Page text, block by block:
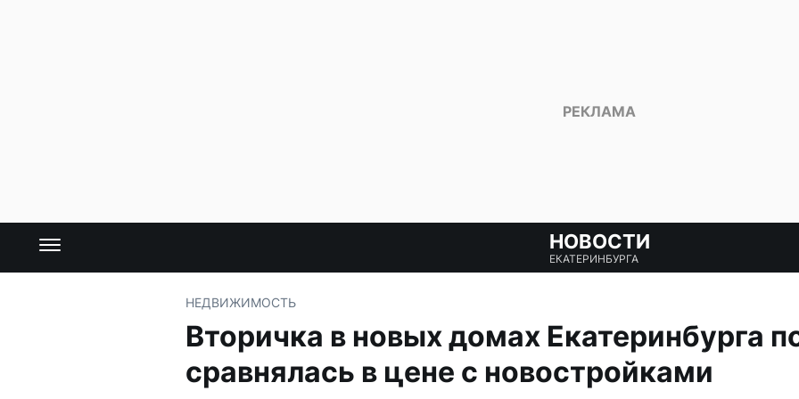
НОВОСТИ
ЕКАТЕРИНБУРГА
НЕДВИЖИМОСТЬ
Вторичка в новых домах Екатеринбурга
сравнялась в цене с новостройками